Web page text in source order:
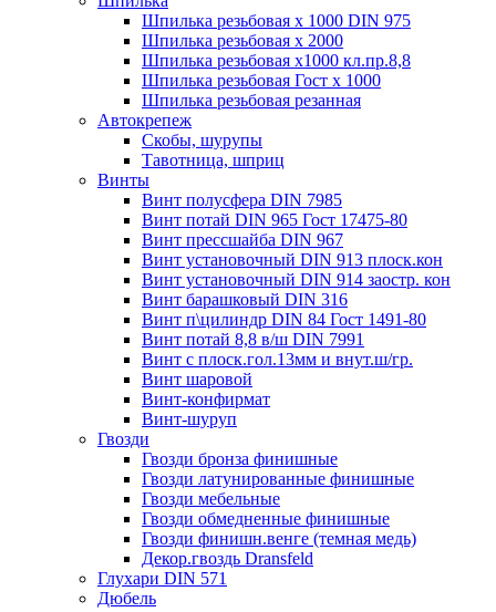
Шпилька резьбовая х 1000 DIN 975
Шпилька резьбовая х 2000
Шпилька резьбовая х1000 кл.пр.8,8
Шпилька резьбовая Гост х 1000
Шпилька резьбовая резанная
Автокрепеж
Скобы, шурупы
Тавотница, шприц
Винты
Винт полусфера DIN 7985
Винт потай DIN 965 Гост 17475-80
Винт прессшайба DIN 967
Винт установочный DIN 913 плоск.кон
Винт установочный DIN 914 заостр. кон
Винт барашковый DIN 316
Винт п\цилиндр DIN 84 Гост 1491-80
Винт потай 8,8 в/ш DIN 7991
Винт с плоск.гол.13мм и внут.ш/гр.
Винт шаровой
Винт-конфирмат
Винт-шуруп
Гвозди
Гвозди бронза финишные
Гвозди латунированные финишные
Гвозди мебельные
Гвозди обмедненные финишные
Гвозди финишн.венге (темная медь)
Декор.гвоздь Dransfeld
Глухари DIN 571
Дюбель